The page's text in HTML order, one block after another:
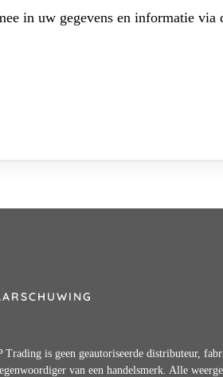
in uw gegevens en informatie via
Trading is geen geautoriseerde distributeur,
van een handelsmerk. Alle